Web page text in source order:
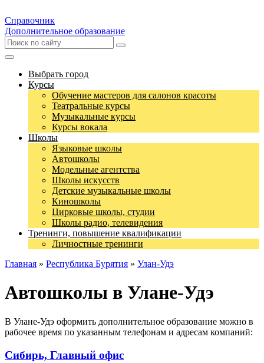
Справочник
Дополнительное образование
Выбрать город
Курсы
Обучение мастеров для салонов красоты
Театральные курсы
Музыкальные курсы
Курсы вокала
Школы
Языковые школы
Автошколы
Модельные агентства
Школы искусств
Детские музыкальные школы
Киношколы
Цирковые школы, студии
Школы радио, телевидения
Тренинги, повышение квалификации
Личностные тренинги
Главная » Республика Бурятия » Улан-Удэ
Автошколы в Улане-Удэ
В Улане-Удэ оформить дополнительное образование можно в
рабочее время по указанным телефонам и адресам компаний:
Сибирь, Главный офис